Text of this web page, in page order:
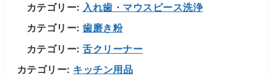
カテゴリー: 入れ歯・マウスピース洗浄
カテゴリー:歯磨き粉
カテゴリー:舌クリーナー
カテゴリー: キッチン用品